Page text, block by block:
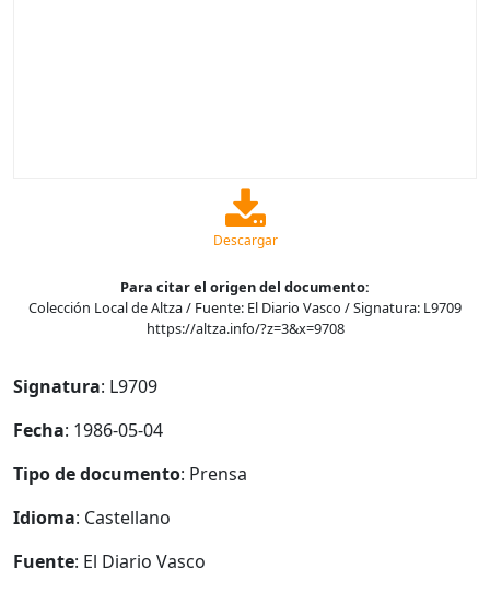
Descargar
Para citar el origen del documento:
Colección Local de Altza / Fuente: El Diario Vasco / Signatura: L9709
https://altza.info/?z=3&x=9708
Signatura: L9709
Fecha: 1986-05-04
Tipo de documento: Prensa
Idioma: Castellano
Fuente: El Diario Vasco